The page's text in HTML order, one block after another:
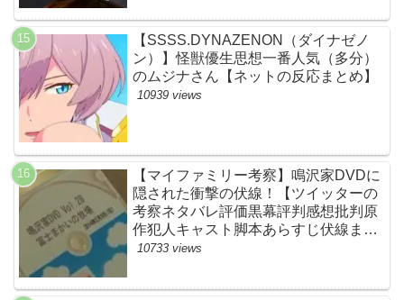
【SSSS.DYNAZENON（ダイナゼノ
ン）】怪獣優生思想一番人気（多分）
のムジナさん【ネットの反応まとめ】
10939 views
【マイファミリー考察】鳴沢家DVDに
隠された衝撃の伏線！【ツイッターの
考察ネタバレ評価黒幕評判感想批判原
作犯人キャスト脚本あらすじ伏線まと
め】
10733 views